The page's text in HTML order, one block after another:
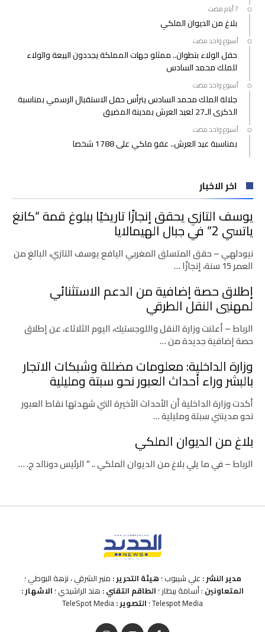
بلاغ من الديوان الملكي
‫‫‫‏‫أسبوع واحد مضت‬
حفل الولاء بتطوان.. ممثلو جهات المملكة يجددون البيعة والولاء
للملك محمد السادس
‫‫‫‏‫أسبوع واحد مضت‬
جلالة الملك محمد السادس يترأس حفل الاستقبال الرسمي بمناسبة
الذكرى الـ27 لعيد العرش بمدينة المضيق
‫‫‫‏‫أسبوع واحد مضت‬
بمناسبة عيد العرش.. عفو ملكي على 1788 شخصا
اخر الاخبار
يوسف التازي يحقق إنجازًا تاريخيًا ببلوغ قمة “كانغ
ياتسي 2” في جبال الهيمالايا
نيودلهي – حقق المتسلق المغربي اليافع يوسف التازي، البالغ من
العمر 15 سنة، إنجازًا …
إطلاق حصة إضافية من الدعم الاستثنائي
لمهنيي النقل الطرقي
الرباط – أعلنت وزارة النقل واللوجستيك، اليوم الثلاثاء، عن إطلاق
حصة إضافية جديدة من …
وزارة الداخلية: معلومات مضللة وشبكات الاتجار
بالبشر وراء أحداث العبور نحو سبتة ومليلية
أكدت وزارة الداخلية أن الأحداث الأخيرة التي شهدتها نقاط العبور
نحو مدينتي سبتة ومليلية …
بلاغ من الديوان الملكي
الرباط – في ما يلي بلاغ من الديوان الملكي .. ” الرئيس دونالد ج. …
مدير النشر : علي شيبوب ؛ هيئة التحرير : منير الشرقي ، نزهة البوطي ؛
المتعاونين : أسامة بيطار ؛ الطاقم التقني : هند الراشيدي ؛ الاشهار :
Telespot Media ؛ التصوير :TeleSpot Media